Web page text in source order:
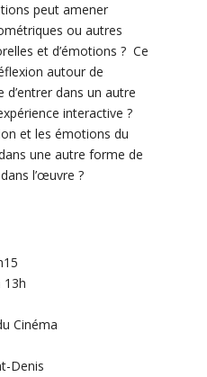
peut amener
ou autres
et d’émotions ? Ce
autour de
d’entrer dans un autre
interactive ?
et les émotions du
une autre forme de
l’œuvre ?
Cinéma
Denis